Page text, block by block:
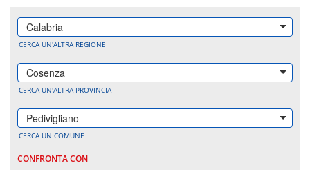
Calabria
CERCA UN'ALTRA REGIONE
Cosenza
CERCA UN'ALTRA PROVINCIA
Pedivigliano
CERCA UN COMUNE
CONFRONTA CON